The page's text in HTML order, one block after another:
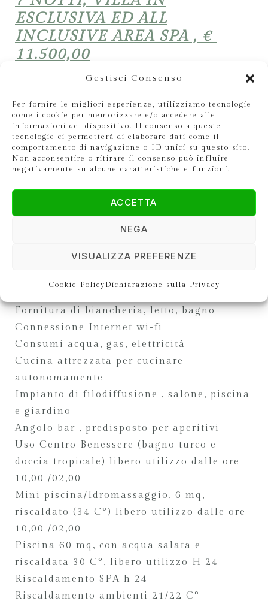
Gestisci Consenso
Per fornire le migliori esperienze, utilizziamo tecnologie
come i cookie per memorizzare e/o accedere alle
informazioni del dispositivo. Il consenso a queste
tecnologie ci permetterà di elaborare dati come il
comportamento di navigazione o ID unici su questo sito.
Non acconsentire o ritirare il consenso può influire
negativamente su alcune caratteristiche e funzioni.
ACCETTA
NEGA
VISUALIZZA PREFERENZE
Cookie Policy Dichiarazione sulla Privacy
ESCLUSIVA ED ALL
INCLUSIVE AREA SPA , €
11.500,00
OFFERTA EPIFANIA PERIODO 03/06
Fornitura di biancheria, letto, bagno
Connessione Internet wi-fi
Consumi acqua, gas, elettricità
Cucina attrezzata per cucinare
autonomamente
Impianto di filodiffusione , salone, piscina
e giardino
Angolo bar , predisposto per aperitivi
Uso Centro Benessere (bagno turco e
doccia tropicale) libero utilizzo dalle ore
10,00 /02,00
Mini piscina/Idromassaggio, 6 mq,
riscaldato (34 C°) libero utilizzo dalle ore
10,00 /02,00
Piscina 60 mq, con acqua salata e
riscaldata 30 C°, libero utilizzo H 24
Riscaldamento SPA h 24
Riscaldamento ambienti 21/22 C°